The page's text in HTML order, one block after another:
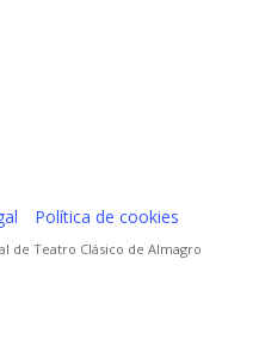
Política de cookies
de Teatro Clásico de Almagro